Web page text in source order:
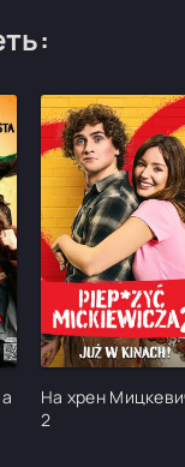
[/
На хрен
2